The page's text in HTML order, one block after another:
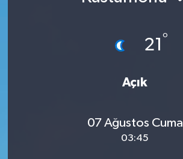
21 °
Açık
07 Ağustos Cuma
03:45